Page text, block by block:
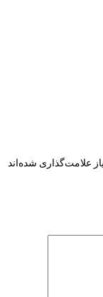
علامت‌گذاری شده‌اند